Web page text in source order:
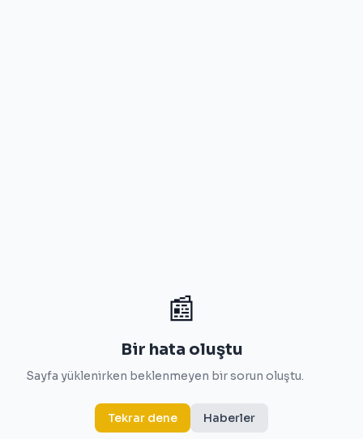
📰
Bir hata oluştu
Sayfa yüklenirken beklenmeyen bir sorun oluştu.
Tekrar dene Haberler